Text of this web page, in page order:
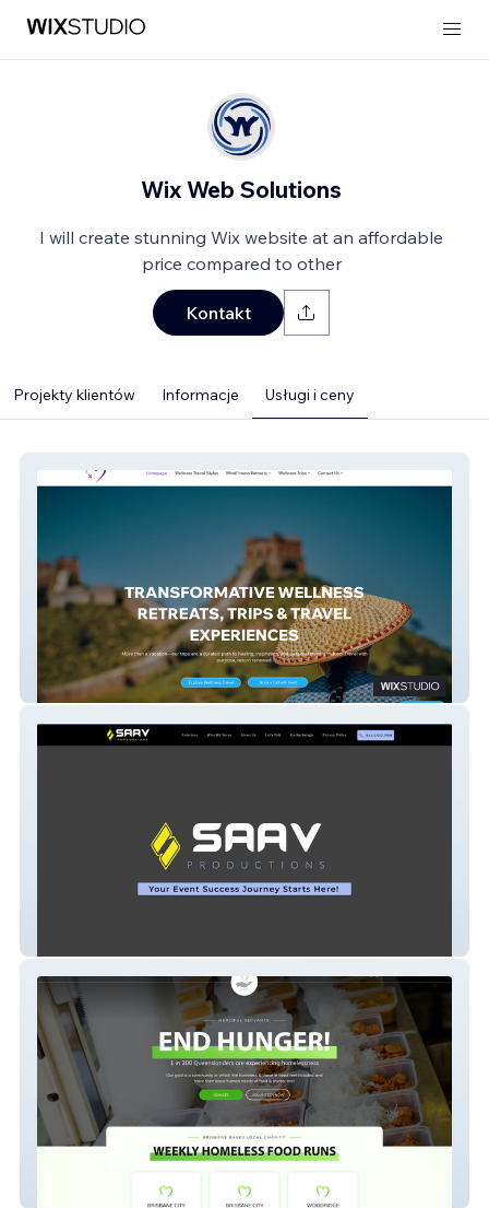
Wix Web Solutions
I will create stunning Wix website at an affordable
price compared to other
Kontakt
Projekty klientów Informacje Usługi i ceny
Wellness Travel
Merciful Servants